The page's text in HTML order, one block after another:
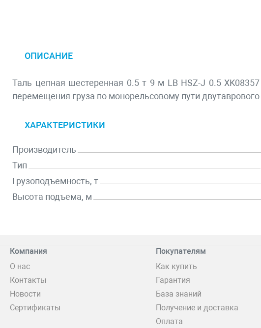
ОПИСАНИЕ
Таль цепная шестеренная 0.5 т 9 м LB HSZ-J 0.5
перемещения груза по монорельсовому пути
ХАРАКТЕРИСТИКИ
Производитель
Тип
Грузоподъемность, т
Высота подъема, м
Компания
О нас
Контакты
Новости
Сертификаты
Покупателям
Как купить
Гарантия
База знаний
Получение и доставка
Оплата